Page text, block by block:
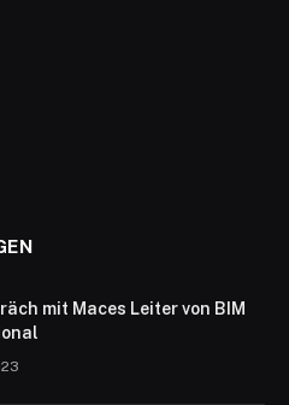
mit Maces Leiter von BIM